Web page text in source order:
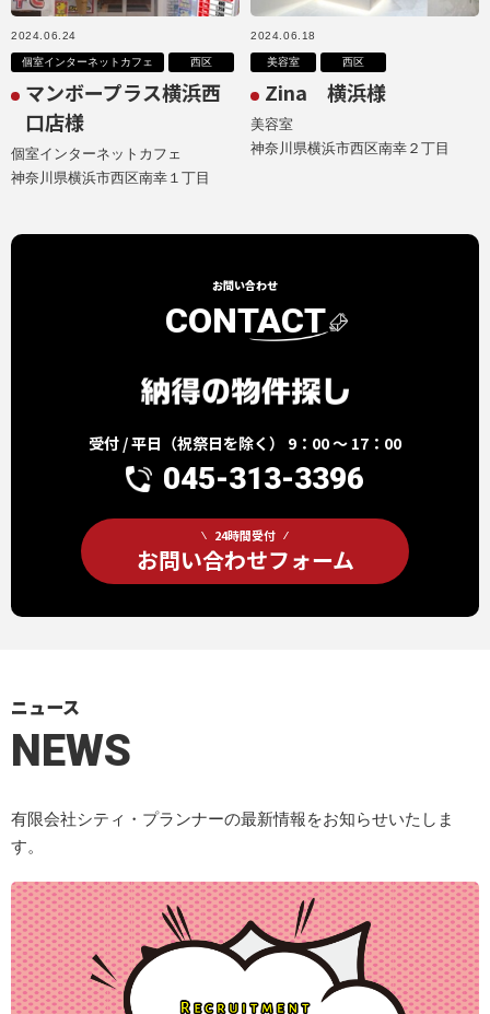
2024.06.24
個室インターネットカフェ 西区
マンボープラス横浜西
口店様
個室インターネットカフェ
神奈川県横浜市西区南幸１丁目
2024.06.18
美容室 西区
Zina 横浜様
美容室
神奈川県横浜市西区南幸２丁目
お問い合わせ
CONTACT
受付 / 平日（祝祭日を除く） 9：00 ～ 17：00
045-313-3396
24時間受付
お問い合わせフォーム
ニュース
NEWS
有限会社シティ・プランナーの最新情報をお知らせいたしま
す。